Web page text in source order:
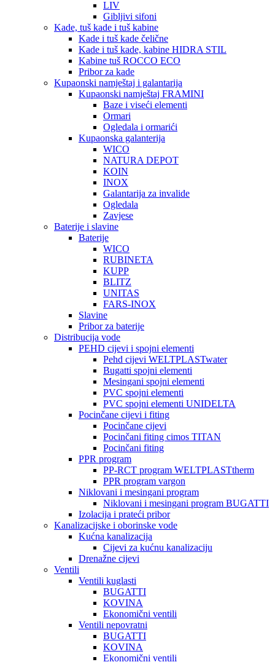
LIV
Gibljivi sifoni
Kade, tuš kade i tuš kabine
Kade i tuš kade čelične
Kade i tuš kade, kabine HIDRA STIL
Kabine tuš ROCCO ECO
Pribor za kade
Kupaonski namještaj i galantarija
Kupaonski namještaj FRAMINI
Baze i viseći elementi
Ormari
Ogledala i ormarići
Kupaonska galanterija
WICO
NATURA DEPOT
KOIN
INOX
Galantarija za invalide
Ogledala
Zavjese
Baterije i slavine
Baterije
WICO
RUBINETA
KUPP
BLITZ
UNITAS
FARS-INOX
Slavine
Pribor za baterije
Distribucija vode
PEHD cijevi i spojni elementi
Pehd cijevi WELTPLASTwater
Bugatti spojni elementi
Mesingani spojni elementi
PVC spojni elementi
PVC spojni elementi UNIDELTA
Pocinčane cijevi i fiting
Pocinčane cijevi
Pocinčani fiting cimos TITAN
Pocinčani fiting
PPR program
PP-RCT program WELTPLASTtherm
PPR program vargon
Niklovani i mesingani program
Niklovani i mesingani program BUGATTI
Izolacija i prateći pribor
Kanalizacijske i oborinske vode
Kućna kanalizacija
Cijevi za kućnu kanalizaciju
Drenažne cijevi
Ventili
Ventili kuglasti
BUGATTI
KOVINA
Ekonomični ventili
Ventili nepovratni
BUGATTI
KOVINA
Ekonomični ventili